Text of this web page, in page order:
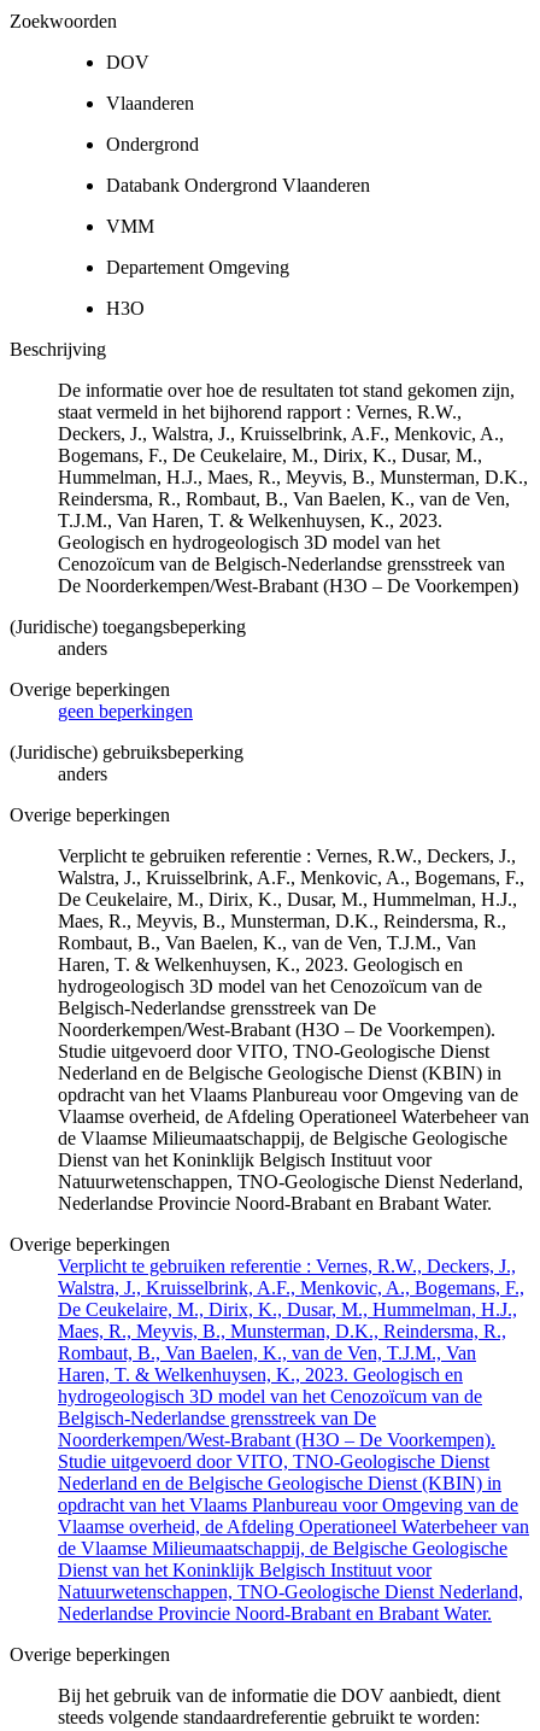
Zoekwoorden
DOV
Vlaanderen
Ondergrond
Databank Ondergrond Vlaanderen
VMM
Departement Omgeving
H3O
Beschrijving
De informatie over hoe de resultaten tot stand gekomen zijn,
staat vermeld in het bijhorend rapport : Vernes, R.W.,
Deckers, J., Walstra, J., Kruisselbrink, A.F., Menkovic, A.,
Bogemans, F., De Ceukelaire, M., Dirix, K., Dusar, M.,
Hummelman, H.J., Maes, R., Meyvis, B., Munsterman, D.K.,
Reindersma, R., Rombaut, B., Van Baelen, K., van de Ven,
T.J.M., Van Haren, T. & Welkenhuysen, K., 2023.
Geologisch en hydrogeologisch 3D model van het
Cenozoïcum van de Belgisch-Nederlandse grensstreek van
De Noorderkempen/West-Brabant (H3O – De Voorkempen)
(Juridische) toegangsbeperking
anders
Overige beperkingen
geen beperkingen
(Juridische) gebruiksbeperking
anders
Overige beperkingen
Verplicht te gebruiken referentie : Vernes, R.W., Deckers, J.,
Walstra, J., Kruisselbrink, A.F., Menkovic, A., Bogemans, F.,
De Ceukelaire, M., Dirix, K., Dusar, M., Hummelman, H.J.,
Maes, R., Meyvis, B., Munsterman, D.K., Reindersma, R.,
Rombaut, B., Van Baelen, K., van de Ven, T.J.M., Van
Haren, T. & Welkenhuysen, K., 2023. Geologisch en
hydrogeologisch 3D model van het Cenozoïcum van de
Belgisch-Nederlandse grensstreek van De
Noorderkempen/West-Brabant (H3O – De Voorkempen).
Studie uitgevoerd door VITO, TNO-Geologische Dienst
Nederland en de Belgische Geologische Dienst (KBIN) in
opdracht van het Vlaams Planbureau voor Omgeving van de
Vlaamse overheid, de Afdeling Operationeel Waterbeheer van
de Vlaamse Milieumaatschappij, de Belgische Geologische
Dienst van het Koninklijk Belgisch Instituut voor
Natuurwetenschappen, TNO-Geologische Dienst Nederland,
Nederlandse Provincie Noord-Brabant en Brabant Water.
Overige beperkingen
Verplicht te gebruiken referentie : Vernes, R.W., Deckers, J.,
Walstra, J., Kruisselbrink, A.F., Menkovic, A., Bogemans, F.,
De Ceukelaire, M., Dirix, K., Dusar, M., Hummelman, H.J.,
Maes, R., Meyvis, B., Munsterman, D.K., Reindersma, R.,
Rombaut, B., Van Baelen, K., van de Ven, T.J.M., Van
Haren, T. & Welkenhuysen, K., 2023. Geologisch en
hydrogeologisch 3D model van het Cenozoïcum van de
Belgisch-Nederlandse grensstreek van De
Noorderkempen/West-Brabant (H3O – De Voorkempen).
Studie uitgevoerd door VITO, TNO-Geologische Dienst
Nederland en de Belgische Geologische Dienst (KBIN) in
opdracht van het Vlaams Planbureau voor Omgeving van de
Vlaamse overheid, de Afdeling Operationeel Waterbeheer van
de Vlaamse Milieumaatschappij, de Belgische Geologische
Dienst van het Koninklijk Belgisch Instituut voor
Natuurwetenschappen, TNO-Geologische Dienst Nederland,
Nederlandse Provincie Noord-Brabant en Brabant Water.
Overige beperkingen
Bij het gebruik van de informatie die DOV aanbiedt, dient
steeds volgende standaardreferentie gebruikt te worden: